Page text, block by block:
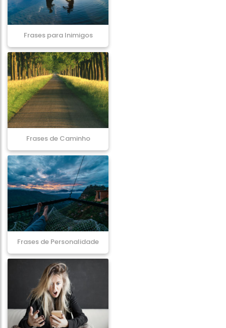
Frases para Inimigos
Frases de Caminho
Frases de Personalidade